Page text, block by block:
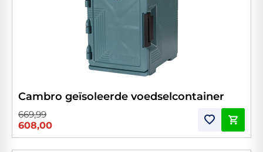
Cambro geïsoleerde voedselcontainer
669,99
608,00